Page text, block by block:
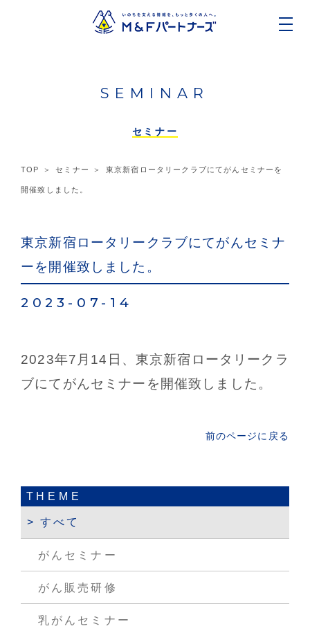
SEMINAR
セミナー
TOP セミナー 東京新宿ロータリークラブにてがんセミナーを
開催致しました。
東京新宿ロータリークラブにてがんセミナ
ーを開催致しました。
2023-07-14
2023年7月14日、東京新宿ロータリークラ
ブにてがんセミナーを開催致しました。
前のページに戻る
THEME
すべて
がんセミナー
がん販売研修
乳がんセミナー